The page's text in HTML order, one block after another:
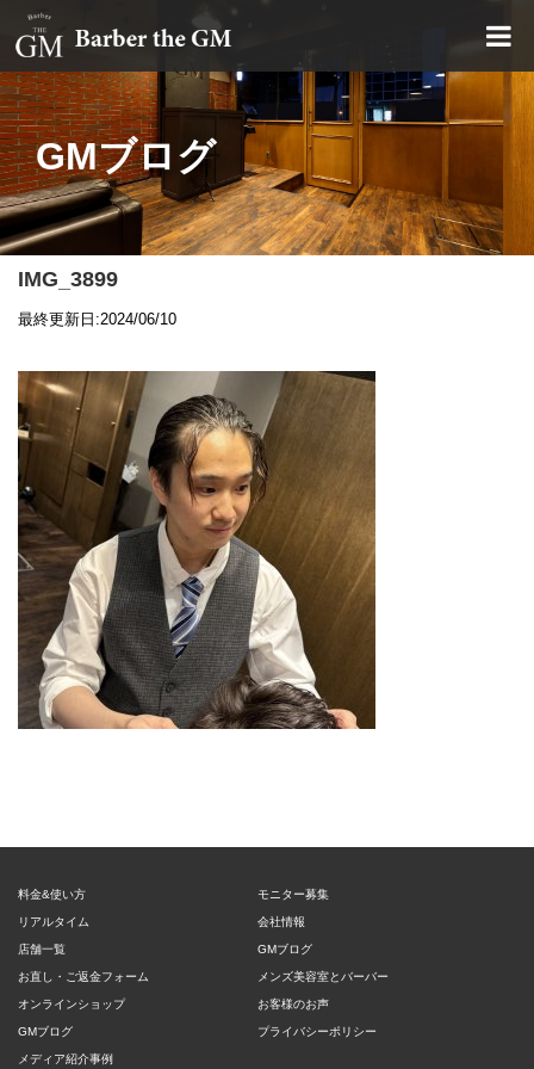
大阪・本町｜大人の散髪屋
GMブログ
IMG_3899
最終更新日:2024/06/10
料金&使い方
リアルタイム
店舗一覧
お直し・ご返金フォーム
オンラインショップ
GMブログ
メディア紹介事例
モニター募集
会社情報
GMブログ
メンズ美容室とバーバー
お客様のお声
プライバシーポリシー